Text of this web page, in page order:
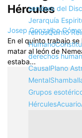
sendero del
Jerarquía
reinosQuinto
Humano
derechos
CausalPlano
Mental
Grupos
HérculesAcuario
Hércules
Josep Gonzalbo
En el quinto trabajo
matar al león de
estaba...